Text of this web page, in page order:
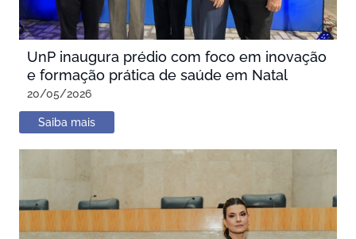
UnP inaugura prédio com foco em inovação
e formação prática de saúde em Natal
20/05/2026
Saiba mais